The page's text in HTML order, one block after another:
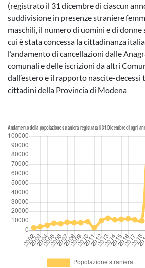
(registrato il 31 dicembre di ciascun
suddivisione in presenze straniere
maschili, il numero di uomini e di donne
cui è stata concessa la cittadinanza
l’andamento di cancellazioni dalle
comunali e delle iscrizioni da altri
dall’estero e il rapporto nascite-decessi
cittadini della Provincia di Modena